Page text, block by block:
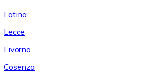
Latina
Lecce
Livorno
Cosenza